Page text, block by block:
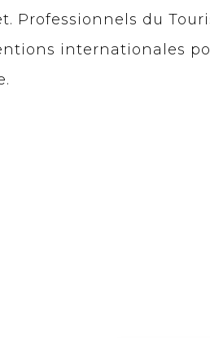
Professionnels du
internationales